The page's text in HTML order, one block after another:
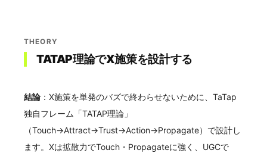
THEORY
TATAP理論でX施策を設計する
結論：X施策を単発のバズで終わらせないために、TaTap
独自フレーム「TATAP理論」
（Touch→Attract→Trust→Action→Propagate）で設計し
ます。Xは拡散力でTouch・Propagateに強く、UGCで